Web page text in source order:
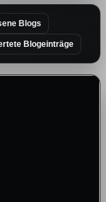
Blogs
Blogeinträge